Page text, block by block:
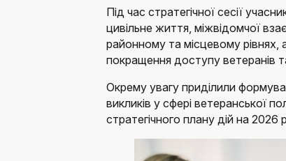
Під час стратегічної сесії
цивільне життя, міжвідомчої
районному та місцевому рівнях,
покращення доступу ветеранів
Окрему увагу приділили
викликів у сфері ветеранської
стратегічного плану дій на 2026